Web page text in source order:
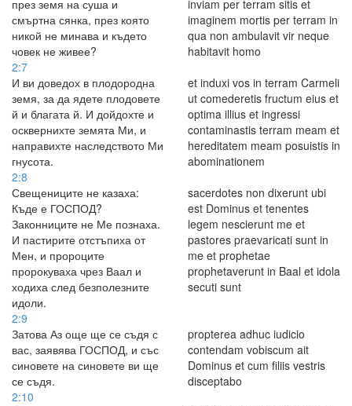
през земя на суша и
смъртна сянка, през която
никой не минава и където
човек не живее?
inviam per terram sitis et
imaginem mortis per terram in
qua non ambulavit vir neque
habitavit homo
2:7
И ви доведох в плодородна
земя, за да ядете плодовете
й и благата й. И дойдохте и
осквернихте земята Ми, и
направихте наследството Ми
гнусота.
et induxi vos in terram Carmeli
ut comederetis fructum eius et
optima illius et ingressi
contaminastis terram meam et
hereditatem meam posuistis in
abominationem
2:8
Свещениците не казаха:
Къде е ГОСПОД?
Законниците не Ме познаха.
И пастирите отстъпиха от
Мен, и пророците
пророкуваха чрез Ваал и
ходиха след безполезните
идоли.
sacerdotes non dixerunt ubi
est Dominus et tenentes
legem nescierunt me et
pastores praevaricati sunt in
me et prophetae
prophetaverunt in Baal et idola
secuti sunt
2:9
Затова Аз още ще се съдя с
вас, заявява ГОСПОД, и със
синовете на синовете ви ще
се съдя.
propterea adhuc iudicio
contendam vobiscum ait
Dominus et cum filiis vestris
disceptabo
2:10